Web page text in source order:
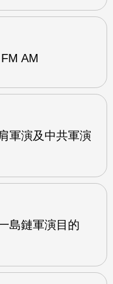
AM
軍演及中共軍演
島鏈軍演目的